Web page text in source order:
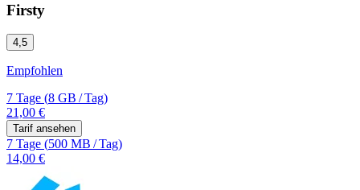
Firsty
4,5
Empfohlen
7 Tage (8 GB /Tag)
21,00 €
Tarif ansehen
7 Tage (500 MB /Tag)
14,00 €